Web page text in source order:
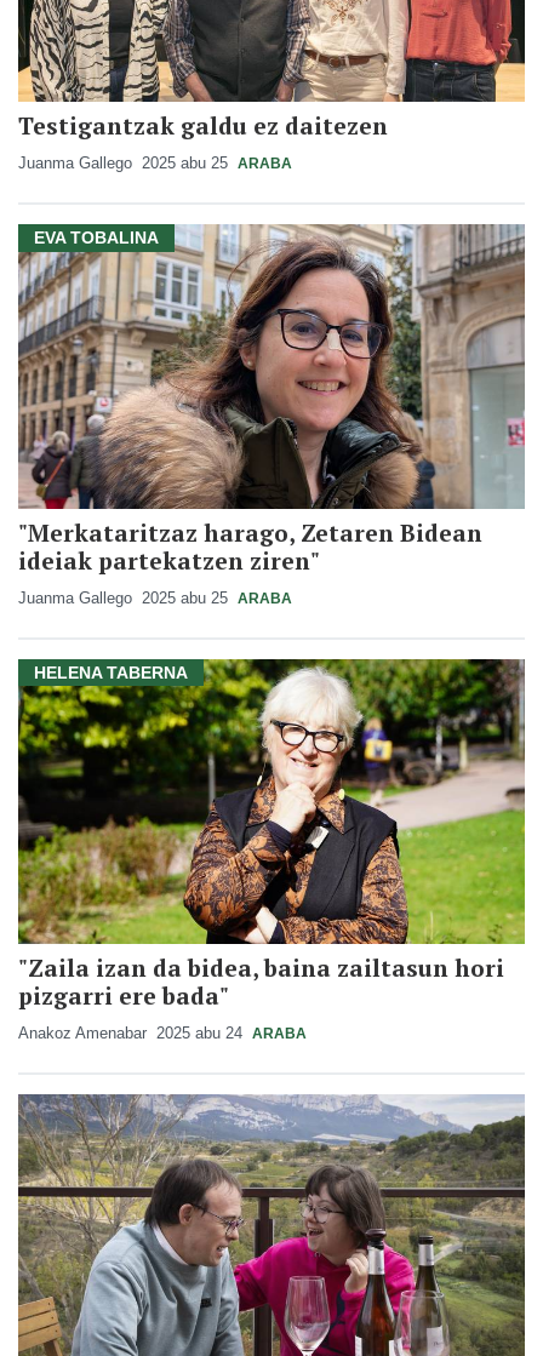
Testigantzak galdu ez daitezen
Juanma Gallego 2025 abu 25 ARABA
EVA TOBALINA
"Merkataritzaz harago, Zetaren Bidean
ideiak partekatzen ziren"
Juanma Gallego 2025 abu 25 ARABA
HELENA TABERNA
"Zaila izan da bidea, baina zailtasun hori
pizgarri ere bada"
Anakoz Amenabar 2025 abu 24 ARABA